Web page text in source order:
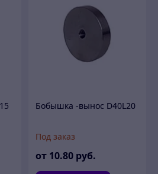
Бобышка -вынос D40L20
Под заказ
от 10.80 руб.